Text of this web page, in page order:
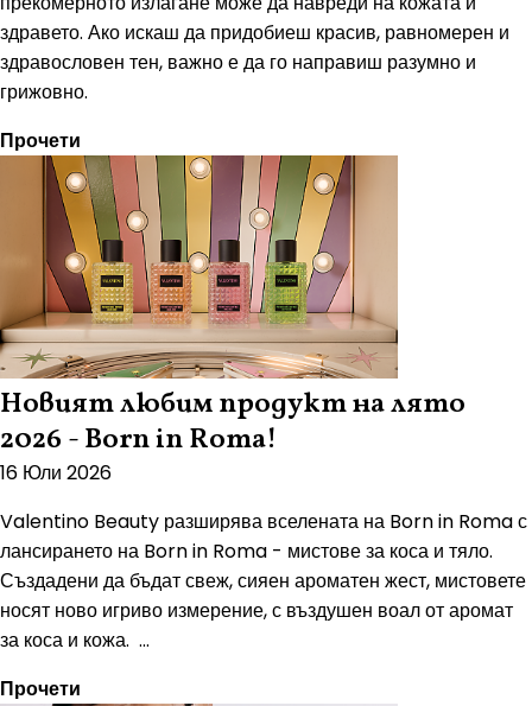
здравето. Ако искаш да придобиеш красив, равномерен и
здравословен тен, важно е да го направиш разумно и
грижовно.
Прочети
Новият любим продукт на лято
2026 - Born in Roma!
16 Юли 2026
Valentino Beauty разширява вселената на Born in Roma с
лансирането на Born in Roma - мистове за коса и тяло.
Създадени да бъдат свеж, сияен ароматен жест, мистовете
носят ново игриво измерение, с въздушен воал от аромат
за коса и кожа. ...
Прочети